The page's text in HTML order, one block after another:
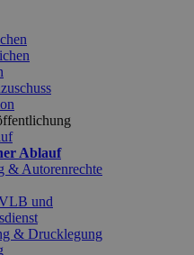
Ablauf
& Autorenrechte
und
& Drucklegung